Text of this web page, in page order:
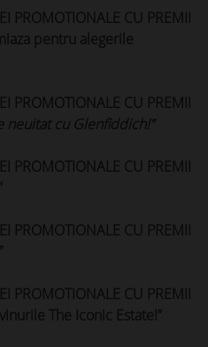
PROMOTIONALE CU PREMII
pentru alegerile
PROMOTIONALE CU PREMII
cu Glenfiddich!”
PROMOTIONALE CU PREMII
PROMOTIONALE CU PREMII
PROMOTIONALE CU PREMII
The Iconic Estate!”